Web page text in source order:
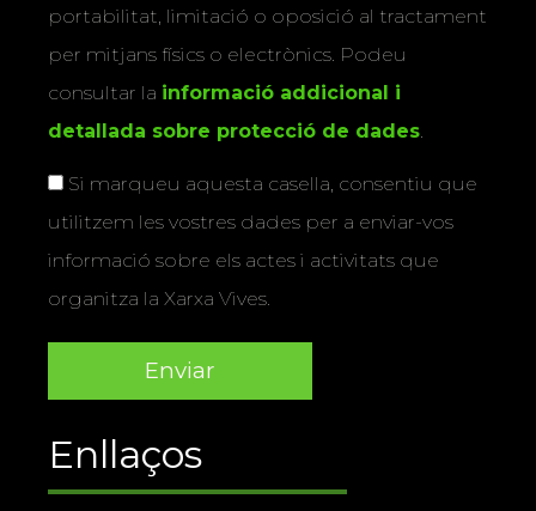
portabilitat, limitació o oposició al tractament
per mitjans físics o electrònics. Podeu
consultar la informació addicional i
detallada sobre protecció de dades.
Si marqueu aquesta casella, consentiu que
utilitzem les vostres dades per a enviar-vos
informació sobre els actes i activitats que
organitza la Xarxa Vives.
Enllaços